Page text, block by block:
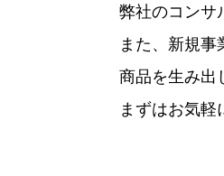
弊社のコンサ
また、新規
商品を生み出
まずはお気軽